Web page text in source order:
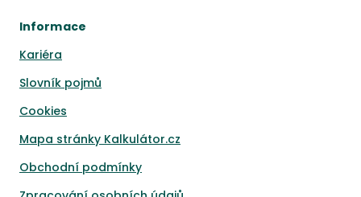
Informace
Kariéra
Slovník pojmů
Cookies
Mapa stránky Kalkulátor.cz
Obchodní podmínky